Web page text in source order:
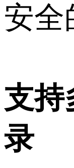
安全
支持
录